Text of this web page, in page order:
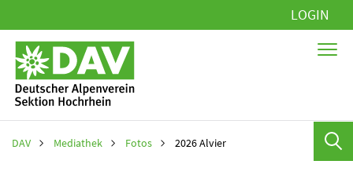
LOGIN
DAV Mediathek Fotos 2026 Alvier